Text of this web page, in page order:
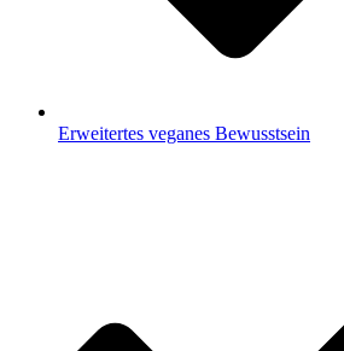
Erweitertes veganes Bewusstsein